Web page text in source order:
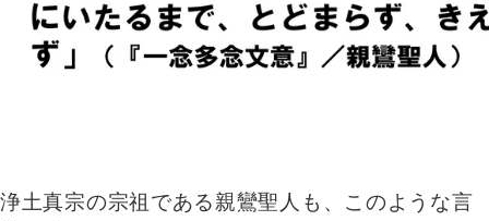
浄土真宗の宗祖である親鸞聖人も、このような言